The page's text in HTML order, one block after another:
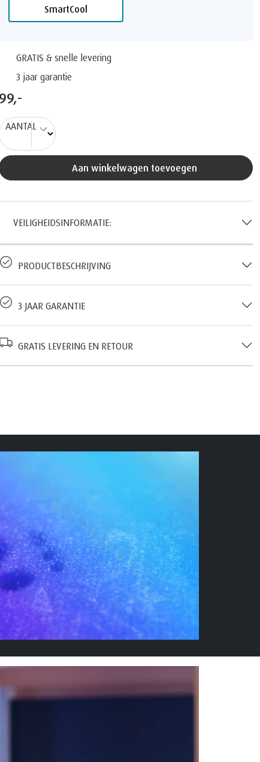
SmartCool
GRATIS & snelle levering
3 jaar garantie
99,-
AANTAL
Aan winkelwagen toevoegen
VEILIGHEIDSINFORMATIE:
PRODUCTBESCHRIJVING
3 JAAR GARANTIE
GRATIS LEVERING EN RETOUR